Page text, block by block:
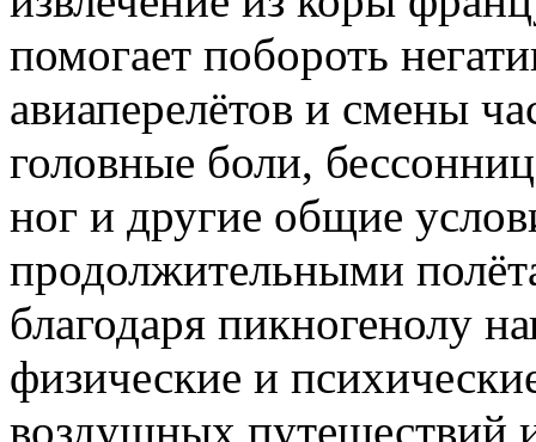
помогает побороть
авиаперелётов и смены
головные боли,
ног и другие общие
продолжительными
благодаря пикногенолу
физические и
воздушных путешествий